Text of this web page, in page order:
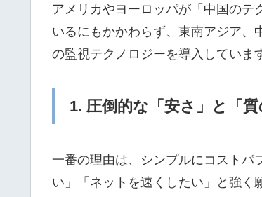
アメリカやヨーロッパが「中国のテ
いるにもかかわらず、東南アジア、
の監視テクノロジーを導入していま
1. 圧倒的な「安さ」と「質
一番の理由は、シンプルにコストパ
い」「ネットを速くしたい」と強く